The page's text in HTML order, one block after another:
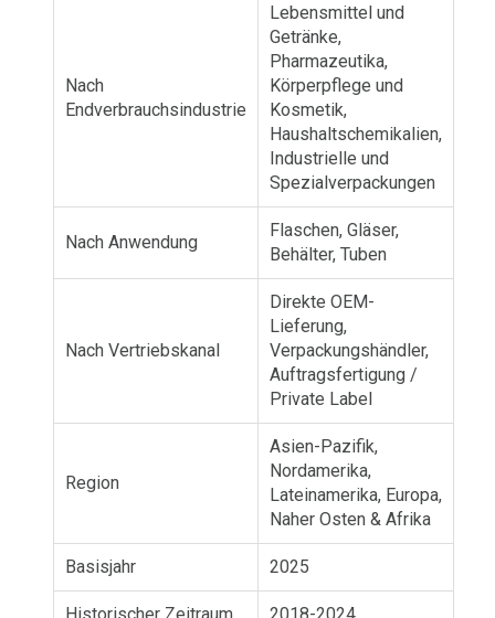
Nach
Endverbrauchsindustrie
Lebensmittel und
Getränke,
Pharmazeutika,
Körperpflege und
Kosmetik,
Haushaltschemikalien,
Industrielle und
Spezialverpackungen
Nach Anwendung
Flaschen, Gläser,
Behälter, Tuben
Nach Vertriebskanal
Direkte OEM-
Lieferung,
Verpackungshändler,
Auftragsfertigung /
Private Label
Region
Asien-Pazifik,
Nordamerika,
Lateinamerika, Europa,
Naher Osten & Afrika
Basisjahr 2025